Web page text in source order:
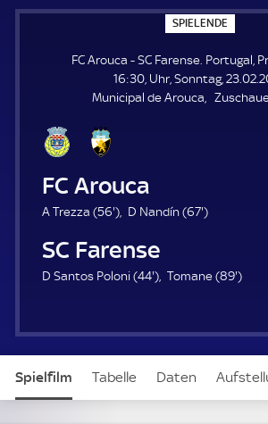
SPIELENDE
P
E
L
E
N
FC Arouca - SC Farense. Portugal,
16:30, Uhr, Sonntag,
Municipal de Arouca
FC Arouca
A Trezza (56'5
.
i
t
e
) D Nandín (67'6
i
t
e
)
SC Farense
D Santos Poloni (44'4
u
t
) Tomane (89'8
u
t
)
Spielfilm Tabelle Daten